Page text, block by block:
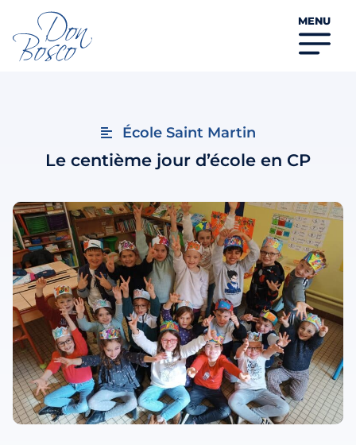
MENU
École Saint Martin
Le centième jour d’école en CP